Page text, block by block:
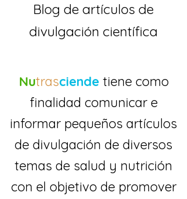
Blog de artículos de
divulgación científica
Nutrasciende tiene como
finalidad comunicar e
informar pequeños artículos
de divulgación de diversos
temas de salud y nutrición
con el objetivo de promover